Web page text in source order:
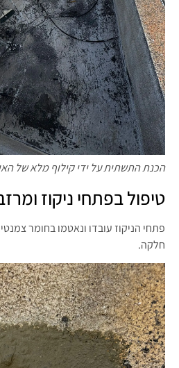
הכנת התשתית על ידי קילוף מלא של
טיפול בפתחי ניקוז
פתחי הניקוז עובדו ונאטמו בחומר
חלקה.